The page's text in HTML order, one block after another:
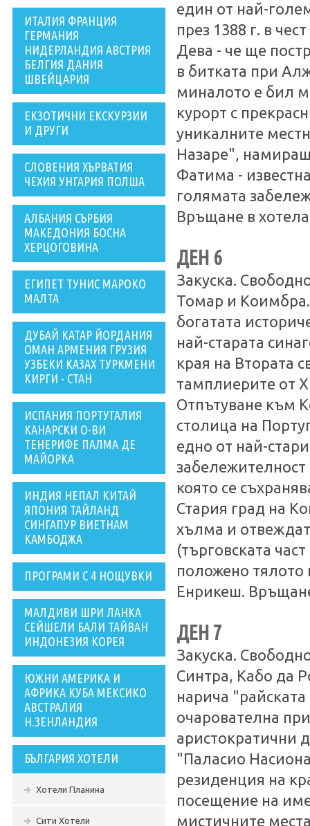
ИТАЛИЯ ФРАНЦИЯ
ГЕРМАНИЯ
НИДЕРЛАНДИЯ АВСТРИЯ
БЕЛГИЯ ДАНИЯ
ШВЕЙЦАРИЯ
ЕКЗОТИЧНИ ЕКСКУРЗИИ
И ДРУГИ
СЛОВЕНИЯ ХЪРВАТИЯ
ЧЕХИЯ УНГАРИЯ ПОЛША
АЛБАНИЯ СЪРБИЯ
МАКЕДОНИЯ БОСНА
ХЕРЦОГОВИНА
ЕГИПЕТ ТУНИС МАРОКО
МАЛТА
ДУБАЙ КАТАР ЙОРДАНИЯ
ОМАН АРМЕНИЯ ГРУЗИЯ
УЗБЕКИ КАЗАХ ТУРКМЕНИ
КИРГИ - СТАН
ИСПАНИЯ ПОРТУГАЛИЯ
КАНАРСКИ О-ВИ
ТЕНЕРИФЕ ПАЛМА ДЕ
МАЙОРКА
ИНДИЯ НЕПАЛ КИТАЙ
ЯПОНИЯ ТАЙЛАНД
СИНГАПУР ВИЕТНАМ
КАМБОДЖА
ПРОГРАМИ С 4 НОЩУВКИ
МАЛДИВИ ШРИ ЛАНКА
СЕЙШЕЛИ БАЛИ ТАЙВАН
ИНДОНЕЗИЯ КОРЕЯ
ЮЖНИ АМЕРИКА И
АФРИКА КУБА МЕКСИКО
АВСТРАЛИЯ
Н.ЗЕНЛАНДИЯ
БЪЛГАРИЯ ХОТЕЛИ
Хотели Планина
Сити Хотели
един от най-
през 1388 г. в
Дева - че ще
в битката при
миналото е бил
курорт с
уникалните
Назаре",
Фатима -
голямата
Връщане в
ДЕН 6
Закуска.
Томар и Коимбра.
богатата
най-старата
края на Втората
тамплиерите от
Отпътуване към
столица на
едно от най-
която се
Стария град на
хълма и
(търговската
положено
Енрикеш.
ДЕН 7
Закуска.
Синтра, Кабо да
нарича
очарователна
аристократични
"Паласио
резиденция на
посещение на
мистичните